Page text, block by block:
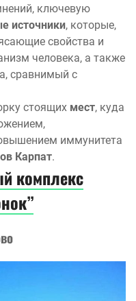
ключевую
источники, которые,
свойства и
человека, а также
сравнимый с
стоящих мест, куда
иммунитета
Карпат.
комплекс